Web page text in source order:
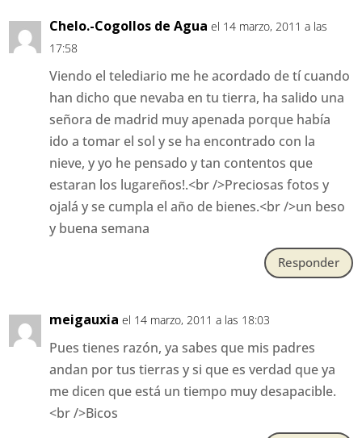
Chelo.-Cogollos de Agua el 14 marzo, 2011 a las
17:58
Viendo el telediario me he acordado de tí cuando
han dicho que nevaba en tu tierra, ha salido una
señora de madrid muy apenada porque había
ido a tomar el sol y se ha encontrado con la
nieve, y yo he pensado y tan contentos que
estaran los lugareños!.<br />Preciosas fotos y
ojalá y se cumpla el año de bienes.<br />un beso
y buena semana
Responder
meigauxia el 14 marzo, 2011 a las 18:03
Pues tienes razón, ya sabes que mis padres
andan por tus tierras y si que es verdad que ya
me dicen que está un tiempo muy desapacible.
<br />Bicos